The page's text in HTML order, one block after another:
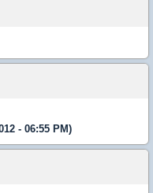
- 06:55 PM)